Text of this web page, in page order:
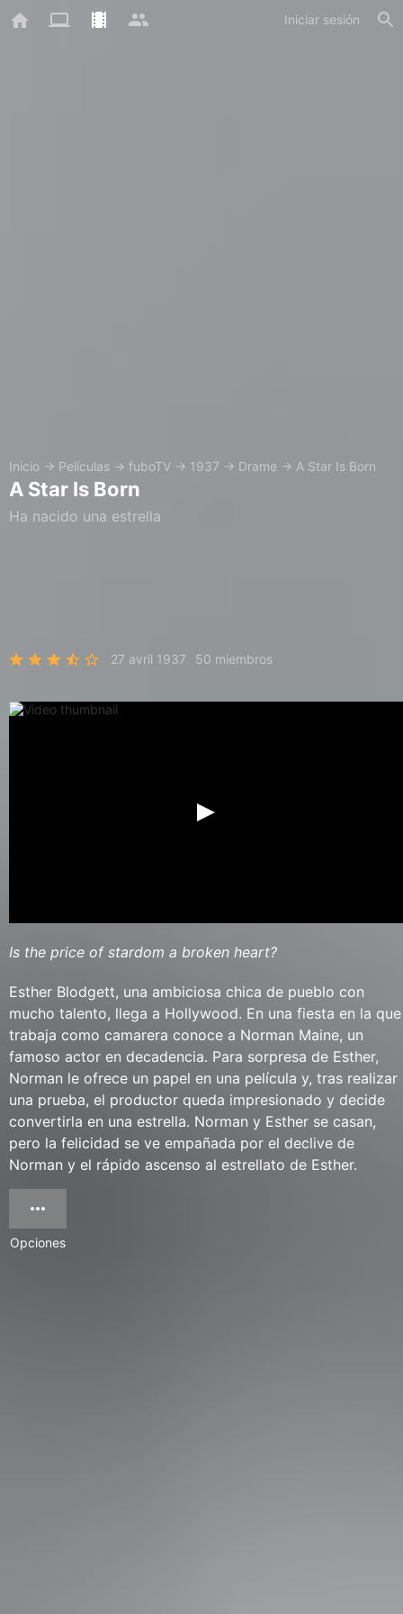
Iniciar sesión
Inicio → Películas → fuboTV → 1937 → Drame → A Star Is Born
A Star Is Born
Ha nacido una estrella
27 avril 1937 50 miembros
Is the price of stardom a broken heart?
Esther Blodgett, una ambiciosa chica de pueblo con
mucho talento, llega a Hollywood. En una fiesta en la que
trabaja como camarera conoce a Norman Maine, un
famoso actor en decadencia. Para sorpresa de Esther,
Norman le ofrece un papel en una película y, tras realizar
una prueba, el productor queda impresionado y decide
convertirla en una estrella. Norman y Esther se casan,
pero la felicidad se ve empañada por el declive de
Norman y el rápido ascenso al estrellato de Esther.
Opciones